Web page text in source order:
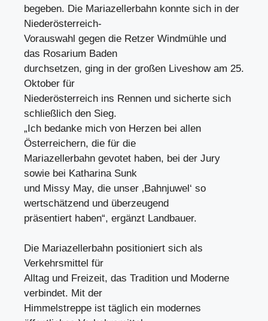
begeben. Die Mariazellerbahn konnte sich in der
Niederösterreich-
Vorauswahl gegen die Retzer Windmühle und
das Rosarium Baden
durchsetzen, ging in der großen Liveshow am 25.
Oktober für
Niederösterreich ins Rennen und sicherte sich
schließlich den Sieg.
„Ich bedanke mich von Herzen bei allen
Österreichern, die für die
Mariazellerbahn gevotet haben, bei der Jury
sowie bei Katharina Sunk
und Missy May, die unser ‚Bahnjuwel‘ so
wertschätzend und überzeugend
präsentiert haben“, ergänzt Landbauer.
Die Mariazellerbahn positioniert sich als
Verkehrsmittel für
Alltag und Freizeit, das Tradition und Moderne
verbindet. Mit der
Himmelstreppe ist täglich ein modernes